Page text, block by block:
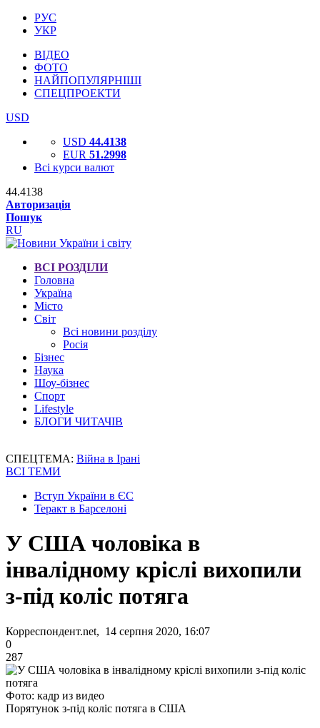
РУС
УКР
ВІДЕО
ФОТО
НАЙПОПУЛЯРНІШІ
СПЕЦПРОЕКТИ
USD
USD 44.4138
EUR 51.2998
Всі курси валют
44.4138
Авторизація
Пошук
RU
ВСІ РОЗДІЛИ
Головна
Україна
Місто
Світ
Всі новини розділу
Росія
Бізнес
Наука
Шоу-бізнес
Спорт
Lifestyle
БЛОГИ ЧИТАЧІВ
СПЕЦТЕМА: Війна в Ірані
ВСІ ТЕМИ
Вступ України в ЄС
Теракт в Барселоні
У США чоловіка в
інвалідному кріслі вихопили
з-під коліс потяга
Корреспондент.net, 14 серпня 2020, 16:07
0
287
Фото: кадр из видео
Порятунок з-під коліс потяга в США